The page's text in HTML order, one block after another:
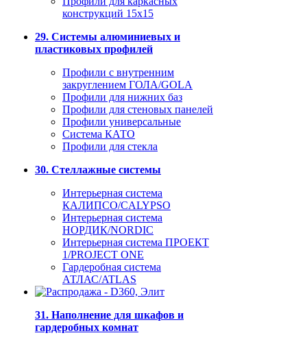
конструкций 15х15
29. Системы алюминиевых и
пластиковых профилей
Профили с внутренним
закруглением ГОЛА/GOLA
Профили для нижних баз
Профили для стеновых панелей
Профили универсальные
Система КАТО
Профили для стекла
30. Стеллажные системы
Интерьерная система
КАЛИПСО/CALYPSO
Интерьерная система
НОРДИК/NORDIC
Интерьерная система ПРОЕКТ
1/PROJECT ONE
Гардеробная система
АТЛАС/ATLAS
31. Наполнение для шкафов и
гардеробных комнат